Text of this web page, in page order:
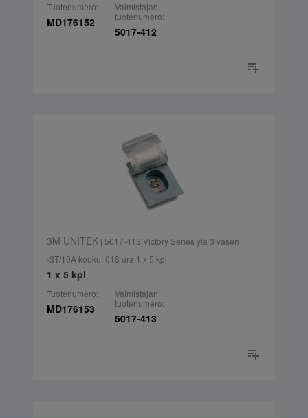
Tuotenumero:
MD176152
Valmistajan
tuotenumero:
5017-412
3M UNITEK| 5017-413 Victory Series ylä 3 vasen
-3T/10A kouku, 018 ura 1 x 5 kpl
1 x 5 kpl
Tuotenumero:
MD176153
Valmistajan
tuotenumero:
5017-413